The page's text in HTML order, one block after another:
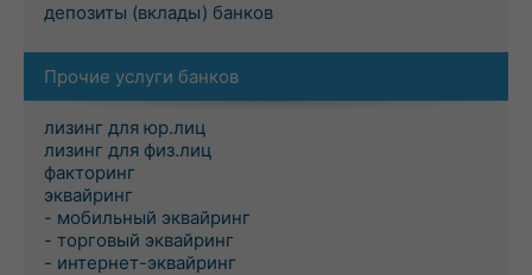
депозиты (вклады) банков
Прочие услуги банков
лизинг для юр.лиц
лизинг для физ.лиц
факторинг
эквайринг
- мобильный эквайринг
- торговый эквайринг
- интернет-эквайринг